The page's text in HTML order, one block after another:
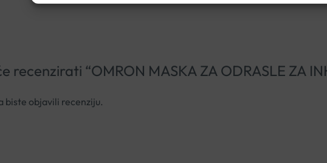
recenzirati “OMRON MASKA ZA ODRASLE ZA
biste objavili recenziju.